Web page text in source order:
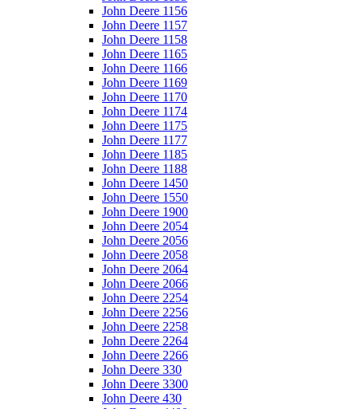
John Deere 1156
John Deere 1157
John Deere 1158
John Deere 1165
John Deere 1166
John Deere 1169
John Deere 1170
John Deere 1174
John Deere 1175
John Deere 1177
John Deere 1185
John Deere 1188
John Deere 1450
John Deere 1550
John Deere 1900
John Deere 2054
John Deere 2056
John Deere 2058
John Deere 2064
John Deere 2066
John Deere 2254
John Deere 2256
John Deere 2258
John Deere 2264
John Deere 2266
John Deere 330
John Deere 3300
John Deere 430